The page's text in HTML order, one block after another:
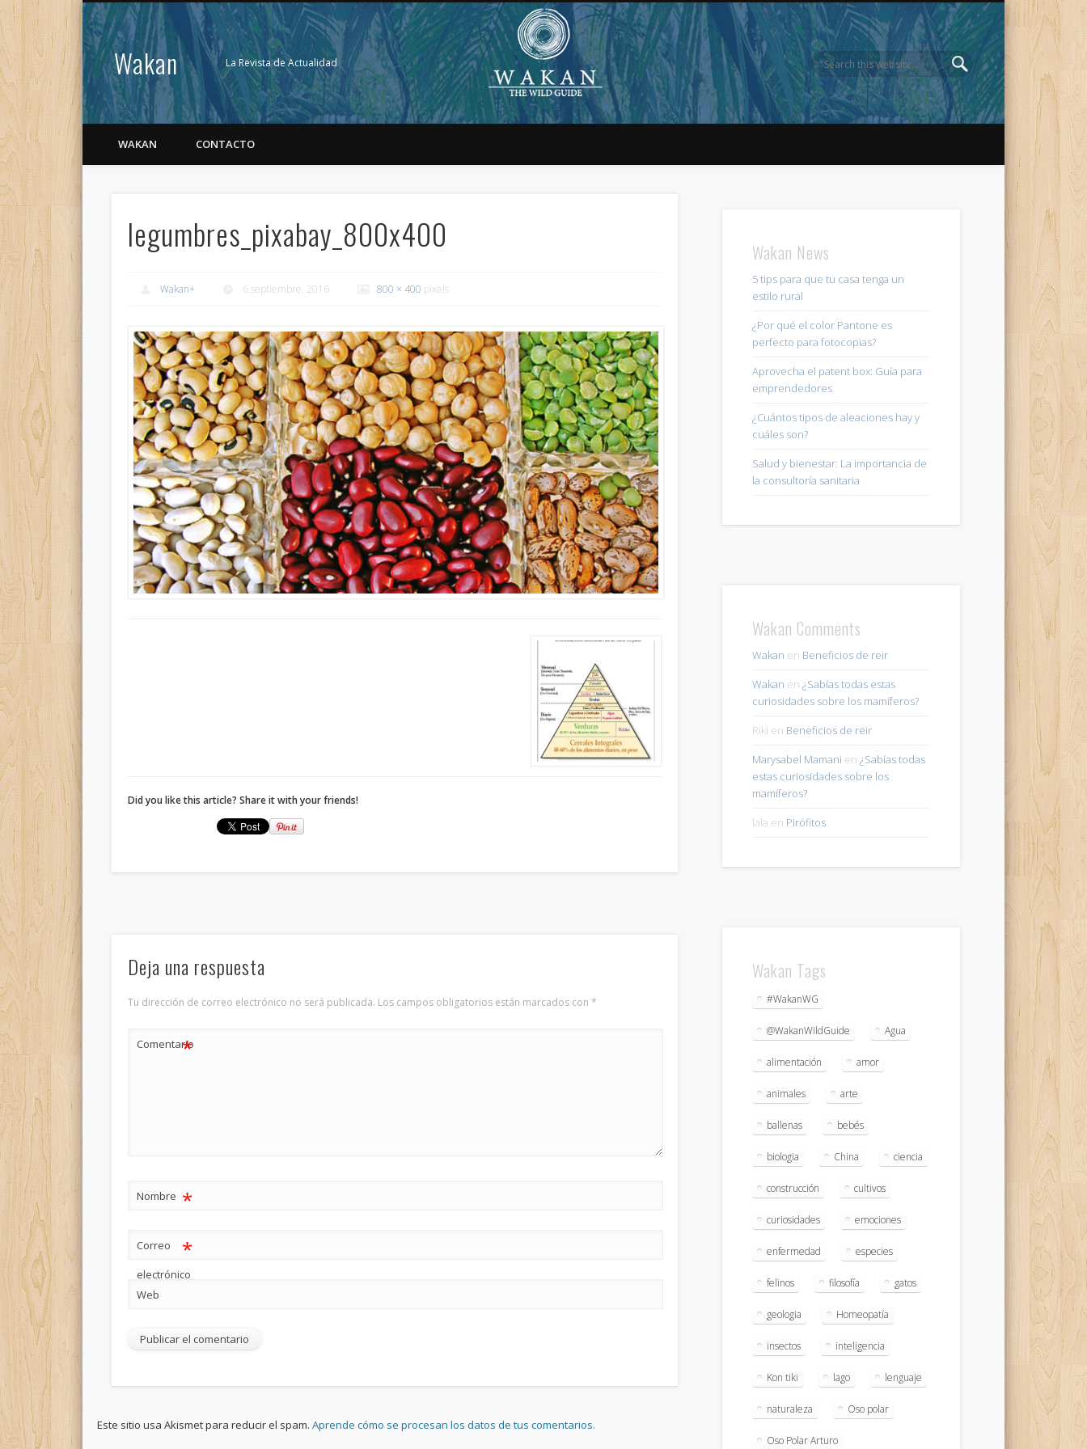
Wakan La Revista de Actualidad
WAKAN CONTACTO
legumbres_pixabay_800x400
Wakan+ 6 septiembre, 2016 800 × 400 pixels
Did you like this article? Share it with your friends!
Deja una respuesta
Tu dirección de correo electrónico no será publicada. Los campos obligatorios están marcados con*
Comentario
*
Nombre *
Correo
electrónico
*
Web
Este sitio usa Akismet para reducir el spam.Aprende cómo se procesan los datos de tus comentarios.
Wakan News
5 tips para que tu casa tenga un
estilo rural
¿Por qué el color Pantone es
perfecto para fotocopias?
Aprovecha el patent box: Guía para
emprendedores
¿Cuántos tipos de aleaciones hay y
cuáles son?
Salud y bienestar: La importancia de
la consultoría sanitaria
Wakan Comments
Wakan en Beneficios de reir
Wakan en ¿Sabías todas estas
curiosidades sobre los mamíferos?
Riki en Beneficios de reir
Marysabel Mamani en ¿Sabías todas
estas curiosidades sobre los
mamíferos?
lala en Pirófitos
Wakan Tags
#WakanWG
@WakanWildGuide Agua
alimentación amor
animales arte
ballenas bebés
biologia China ciencia
construcción cultivos
curiosidades emociones
enfermedad especies
felinos filosofía gatos
geologia Homeopatía
insectos inteligencia
Kon tiki lago lenguaje
naturaleza Oso polar
Oso Polar Arturo